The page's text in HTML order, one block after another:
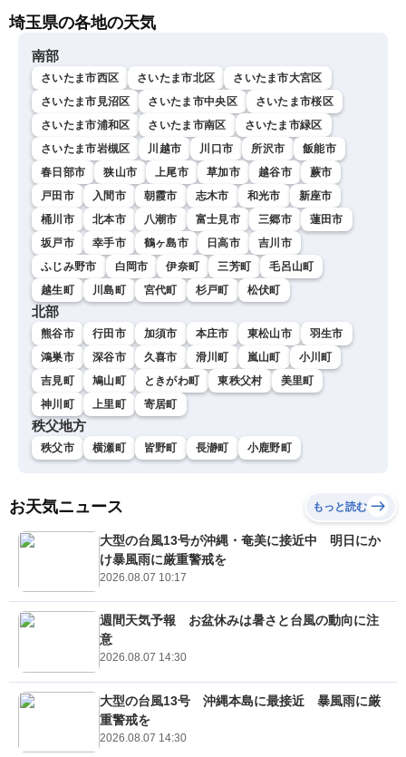
埼玉県の各地の天気
南部
さいたま市西区 さいたま市北区
さいたま市大宮区
さいたま市見沼区
さいたま市中央区
さいたま市桜区
さいたま市浦和区
さいたま市南区
さいたま市緑区
さいたま市岩槻区
川越市 川口市 所沢市
飯能市
春日部市
狭山市 上尾市 草加市 越谷市
蕨市
戸田市
入間市 朝霞市 志木市 和光市
新座市
桶川市
北本市 八潮市 富士見市 三郷市
蓮田市
坂戸市
幸手市 鶴ヶ島市 日高市
吉川市
ふじみ野市
白岡市 伊奈町 三芳町
毛呂山町
越生町
川島町 宮代町 杉戸町 松伏町
北部
熊谷市 行田市 加須市 本庄市 東松山市
羽生市
鴻巣市
深谷市 久喜市 滑川町 嵐山町
小川町
吉見町
鳩山町 ときがわ町 東秩父村
美里町
神川町
上里町 寄居町
秩父地方
秩父市 横瀬町 皆野町 長瀞町 小鹿野町
お天気ニュース もっと読む
大型の台風13号が沖縄・奄美に接近中 明日にか
け暴風雨に厳重警戒を
2026.08.07 10:17
週間天気予報 お盆休みは暑さと台風の動向に注
意
2026.08.07 14:30
大型の台風13号 沖縄本島に最接近 暴風雨に厳
重警戒を
2026.08.07 14:30